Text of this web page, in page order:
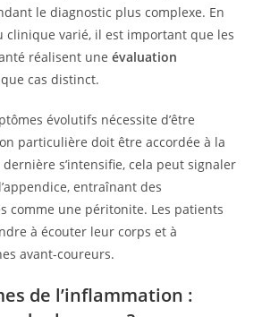
le diagnostic plus complexe. En
clinique varié, il est important que les
réalisent uneévaluation
cas distinct.
évolutifs nécessite d’être
particulière doit être accordée à la
s’intensifie, cela peut signaler
entraînant des
comme une péritonite. Les patients
à écouter leur corps et à
avant-coureurs.
de l’inflammation :